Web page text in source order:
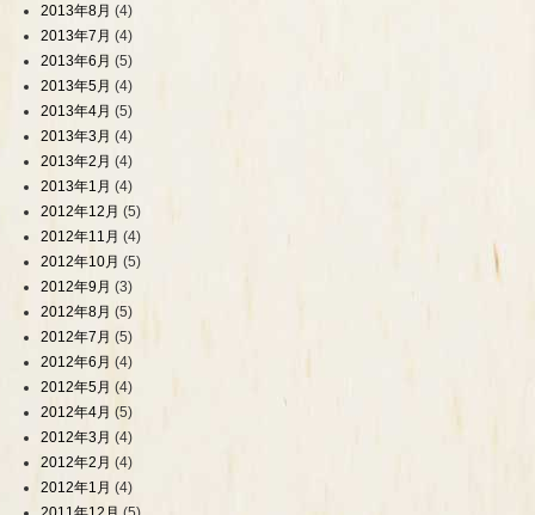
2013年8月 (4)
2013年7月 (4)
2013年6月 (5)
2013年5月 (4)
2013年4月 (5)
2013年3月 (4)
2013年2月 (4)
2013年1月 (4)
2012年12月 (5)
2012年11月 (4)
2012年10月 (5)
2012年9月 (3)
2012年8月 (5)
2012年7月 (5)
2012年6月 (4)
2012年5月 (4)
2012年4月 (5)
2012年3月 (4)
2012年2月 (4)
2012年1月 (4)